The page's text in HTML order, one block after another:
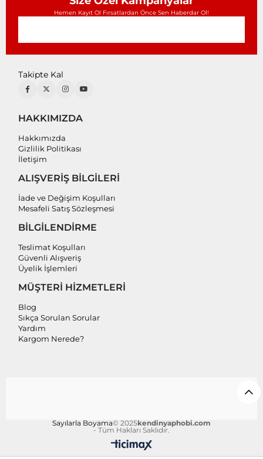
Hemen Kayıt Ol Fırsatlardan Önce Sen Haberdar Ol!
Takipte Kal
HAKKIMIZDA
Hakkımızda
Gizlilik Politikası
İletişim
ALIŞVERİŞ BİLGİLERİ
İade ve Değişim Koşulları
Mesafeli Satış Sözleşmesi
BİLGİLENDİRME
Teslimat Koşulları
Güvenli Alışveriş
Üyelik İşlemleri
MÜŞTERİ HİZMETLERİ
Blog
Sıkça Sorulan Sorular
Yardım
Kargom Nerede?
Sayılarla Boyama© 2025kendinyaphobi.com
- Tüm Hakları Saklıdır.